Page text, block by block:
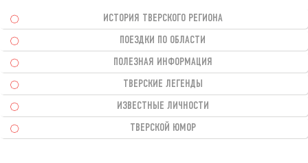
ИСТОРИЯ ТВЕРСКОГО РЕГИОНА
ПОЕЗДКИ ПО ОБЛАСТИ
ПОЛЕЗНАЯ ИНФОРМАЦИЯ
ТВЕРСКИЕ ЛЕГЕНДЫ
ИЗВЕСТНЫЕ ЛИЧНОСТИ
ТВЕРСКОЙ ЮМОР